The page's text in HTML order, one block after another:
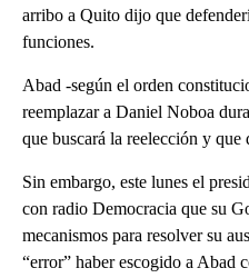
arribo a Quito dijo que
funciones.
Abad -según el orden
reemplazar a Daniel Noboa
que buscará la reelección y que
Sin embargo, este lunes el
con radio Democracia que su
mecanismos para resolver su
“error” haber escogido a Abad